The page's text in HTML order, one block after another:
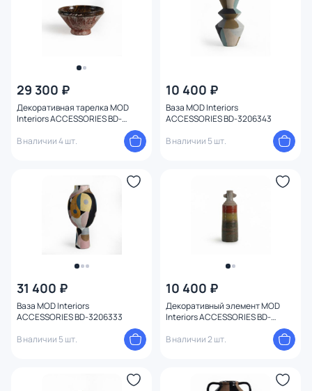
29 300 ₽
Декоративная тарелка MOD
Interiors ACCESSORIES BD-
В наличии 4 шт.
10 400 ₽
Ваза MOD Interiors
ACCESSORIES BD-3206343
В наличии 5 шт.
31 400 ₽
Ваза MOD Interiors
ACCESSORIES BD-3206333
В наличии 5 шт.
10 400 ₽
Декоративный элемент MOD
Interiors ACCESSORIES BD-
В наличии 2 шт.